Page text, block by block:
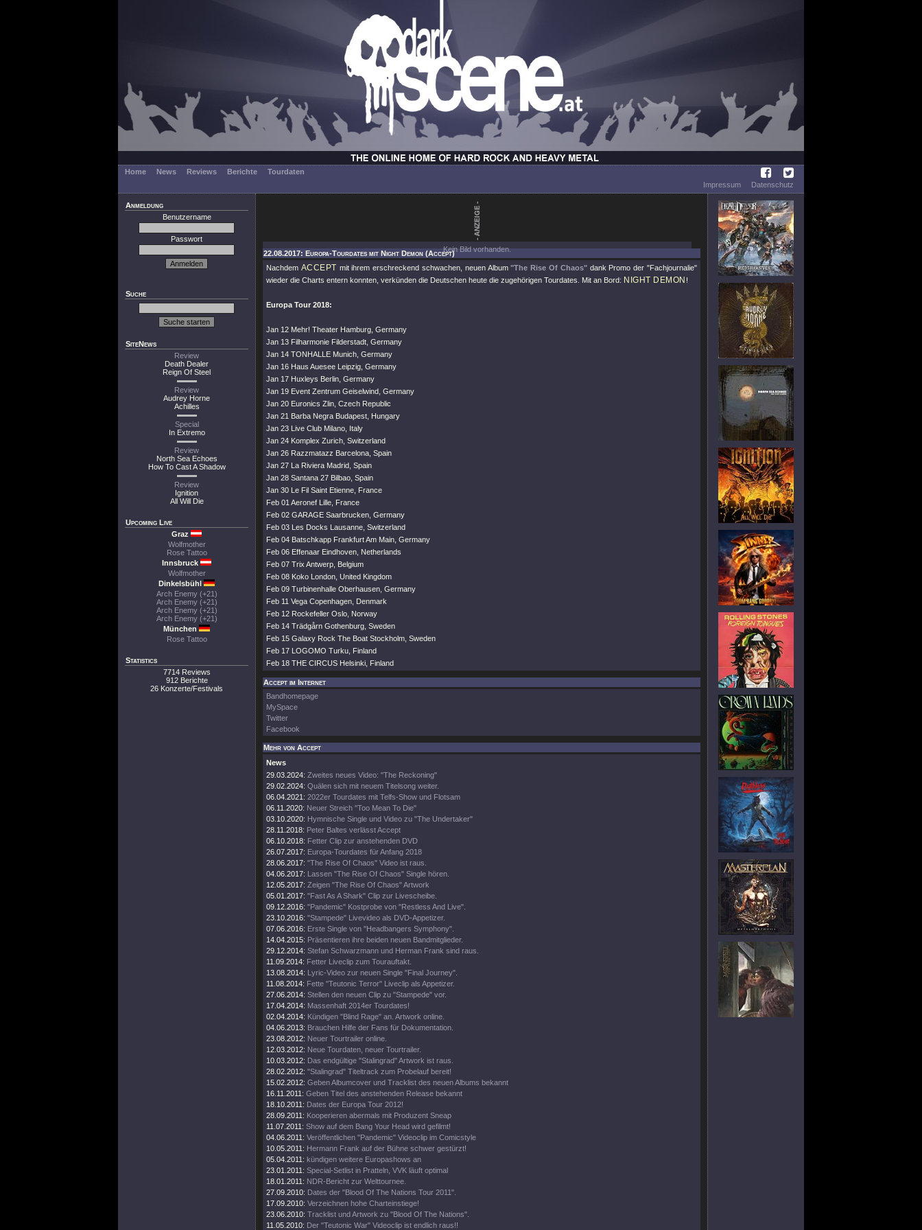
Home News Reviews Berichte
Tourdaten
Impressum
Datenschutz
Anmeldung
Benutzername
Passwort
Suche
SiteNews
Review
Death Dealer
Reign Of Steel
Review
Audrey Horne
Achilles
Special
In Extremo
Review
North Sea Echoes
How To Cast A Shadow
Review
Ignition
All Will Die
Upcoming Live
Graz
Wolfmother
Rose Tattoo
Innsbruck
Wolfmother
Dinkelsbühl
Arch Enemy (+21)
Arch Enemy (+21)
Arch Enemy (+21)
Arch Enemy (+21)
München
Rose Tattoo
Statistics
7714 Reviews
912 Berichte
26 Konzerte/Festivals
Kein Bild vorhanden.
22.08.2017: Europa-Tourdates mit Night Demon (Accept)
Nachdem ACCEPT mit ihrem erschreckend schwachen, neuen Album"The Rise Of Chaos"dank Promo der"Fachjournalie"
wieder die Charts entern konnten, verkünden die Deutschen heute die zugehörigen Tourdates. Mit an Bord: NIGHT DEMON !
Europa Tour 2018:
Jan 12 Mehr! Theater Hamburg, Germany
Jan 13 Filharmonie Filderstadt, Germany
Jan 14 TONHALLE Munich, Germany
Jan 16 Haus Auesee Leipzig, Germany
Jan 17 Huxleys Berlin, Germany
Jan 19 Event Zentrum Geiselwind, Germany
Jan 20 Euronics Zlin, Czech Republic
Jan 21 Barba Negra Budapest, Hungary
Jan 23 Live Club Milano, Italy
Jan 24 Komplex Zurich, Switzerland
Jan 26 Razzmatazz Barcelona, Spain
Jan 27 La Riviera Madrid, Spain
Jan 28 Santana 27 Bilbao, Spain
Jan 30 Le Fil Saint Etienne, France
Feb 01 Aeronef Lille, France
Feb 02 GARAGE Saarbrucken, Germany
Feb 03 Les Docks Lausanne, Switzerland
Feb 04 Batschkapp Frankfurt Am Main, Germany
Feb 06 Effenaar Eindhoven, Netherlands
Feb 07 Trix Antwerp, Belgium
Feb 08 Koko London, United Kingdom
Feb 09 Turbinenhalle Oberhausen, Germany
Feb 11 Vega Copenhagen, Denmark
Feb 12 Rockefeller Oslo, Norway
Feb 14 Trädgårn Gothenburg, Sweden
Feb 15 Galaxy Rock The Boat Stockholm, Sweden
Feb 17 LOGOMO Turku, Finland
Feb 18 THE CIRCUS Helsinki, Finland
Accept im Internet
Bandhomepage
MySpace
Twitter
Facebook
Mehr von Accept
News
29.03.2024: Zweites neues Video: "The Reckoning"
29.02.2024: Quälen sich mit neuem Titelsong weiter.
06.04.2021: 2022er Tourdates mit Telfs-Show und Flotsam
06.11.2020: Neuer Streich "Too Mean To Die"
03.10.2020: Hymnische Single und Video zu "The Undertaker"
28.11.2018: Peter Baltes verlässt Accept
06.10.2018: Fetter Clip zur anstehenden DVD
26.07.2017: Europa-Tourdates für Anfang 2018
28.06.2017: "The Rise Of Chaos" Video ist raus.
04.06.2017: Lassen "The Rise Of Chaos" Single hören.
12.05.2017: Zeigen "The Rise Of Chaos" Artwork
05.01.2017: "Fast As A Shark" Clip zur Livescheibe.
09.12.2016: "Pandemic" Kostprobe von "Restless And Live".
23.10.2016: "Stampede" Livevideo als DVD-Appetizer.
07.06.2016: Erste Single von "Headbangers Symphony".
14.04.2015: Präsentieren ihre beiden neuen Bandmitglieder.
29.12.2014: Stefan Schwarzmann und Herman Frank sind raus.
11.09.2014: Fetter Liveclip zum Tourauftakt.
13.08.2014: Lyric-Video zur neuen Single "Final Journey".
11.08.2014: Fette "Teutonic Terror" Liveclip als Appetizer.
27.06.2014: Stellen den neuen Clip zu "Stampede" vor.
17.04.2014: Massenhaft 2014er Tourdates!
02.04.2014: Kündigen "Blind Rage" an. Artwork online.
04.06.2013: Brauchen Hilfe der Fans für Dokumentation.
23.08.2012: Neuer Tourtrailer online.
12.03.2012: Neue Tourdaten, neuer Tourtrailer.
10.03.2012: Das endgültige "Stalingrad" Artwork ist raus.
28.02.2012: "Stalingrad" Titeltrack zum Probelauf bereit!
15.02.2012: Geben Albumcover und Tracklist des neuen Albums bekannt
16.11.2011: Geben Titel des anstehenden Release bekannt
18.10.2011: Dates der Europa Tour 2012!
28.09.2011: Kooperieren abermals mit Produzent Sneap
11.07.2011: Show auf dem Bang Your Head wird gefilmt!
04.06.2011: Veröffentlichen "Pandemic" Videoclip im Comicstyle
10.05.2011: Hermann Frank auf der Bühne schwer gestürzt!
05.04.2011: kündigen weitere Europashows an
23.01.2011: Special-Setlist in Pratteln, VVK läuft optimal
18.01.2011: NDR-Bericht zur Welttournee.
27.09.2010: Dates der "Blood Of The Nations Tour 2011".
17.09.2010: Verzeichnen hohe Charteinstiege!
23.06.2010: Tracklist und Artwork zu "Blood Of The Nations".
11.05.2010: Der "Teutonic War" Videoclip ist endlich raus!!